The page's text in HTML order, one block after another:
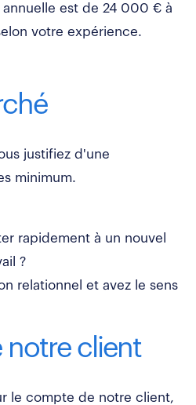
annuelle est de 24 000 € à
votre expérience.
justifiez d'une
minimum.
rapidement à un nouvel
?
relationnel et avez le sens
notre client
le compte de notre client,